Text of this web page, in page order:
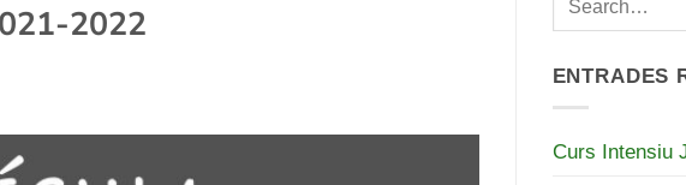
2022
ENTRADES
Curs Intensiu